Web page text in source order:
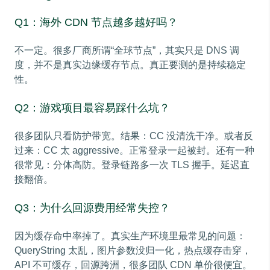
Q1：海外 CDN 节点越多越好吗？
不一定。很多厂商所谓“全球节点”，其实只是 DNS 调
度，并不是真实边缘缓存节点。真正要测的是持续稳定
性。
Q2：游戏项目最容易踩什么坑？
很多团队只看防护带宽。结果：CC 没清洗干净。或者反
过来：CC 太 aggressive。正常登录一起被封。还有一种
很常见：分体高防。登录链路多一次 TLS 握手。延迟直
接翻倍。
Q3：为什么回源费用经常失控？
因为缓存命中率掉了。真实生产环境里最常见的问题：
QueryString 太乱，图片参数没归一化，热点缓存击穿，
API 不可缓存，回源跨洲，很多团队 CDN 单价很便宜。